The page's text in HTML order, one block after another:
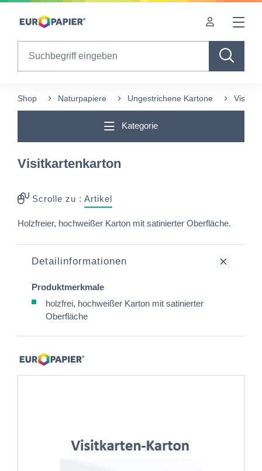
Table Of Content
Ergänzende Produkte
Diese Produkte könnten Sie auch interessieren
Shop Naturpapiere Ungestrichene Kartone
Kategorie
Visitkartenkarton
Scrolle zu : Artikel
Holzfreier, hochweißer Karton mit satinierter Oberfläche.
Detailinformationen
Produktmerkmale
holzfrei, hochweißer Karton mit satinierter
Oberfläche